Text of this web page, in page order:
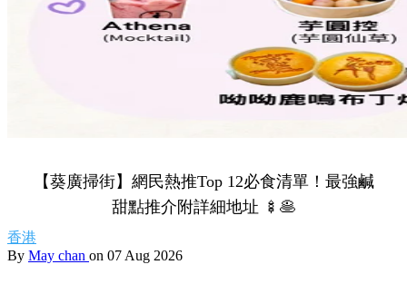
【葵廣掃街】網民熱推Top 12必食清單！最強鹹
甜點推介附詳細地址 🍢🥞
香港
By May chan on 07 Aug 2026